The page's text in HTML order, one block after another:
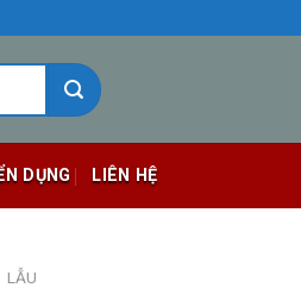
DỤNG LIÊN HỆ
LẪU